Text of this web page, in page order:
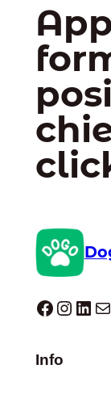
Dogo facebook InstagramLinkedIn E-mail
Info